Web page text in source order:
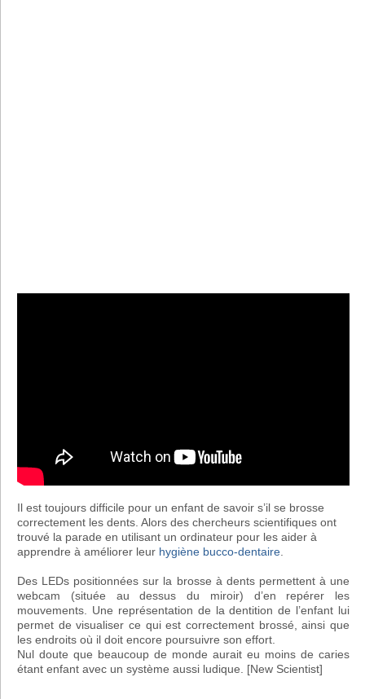
Il est toujours difficile pour un enfant de savoir s’il se brosse
correctement les dents. Alors des chercheurs scientifiques ont
trouvé la parade en utilisant un ordinateur pour les aider à
apprendre à améliorer leur hygiène bucco-dentaire.
Des LEDs positionnées sur la brosse à dents permettent à une
webcam (située au dessus du miroir) d’en repérer les
mouvements. Une représentation de la dentition de l’enfant lui
permet de visualiser ce qui est correctement brossé, ainsi que
les endroits où il doit encore poursuivre son effort.
Nul doute que beaucoup de monde aurait eu moins de caries
étant enfant avec un système aussi ludique. [New Scientist]